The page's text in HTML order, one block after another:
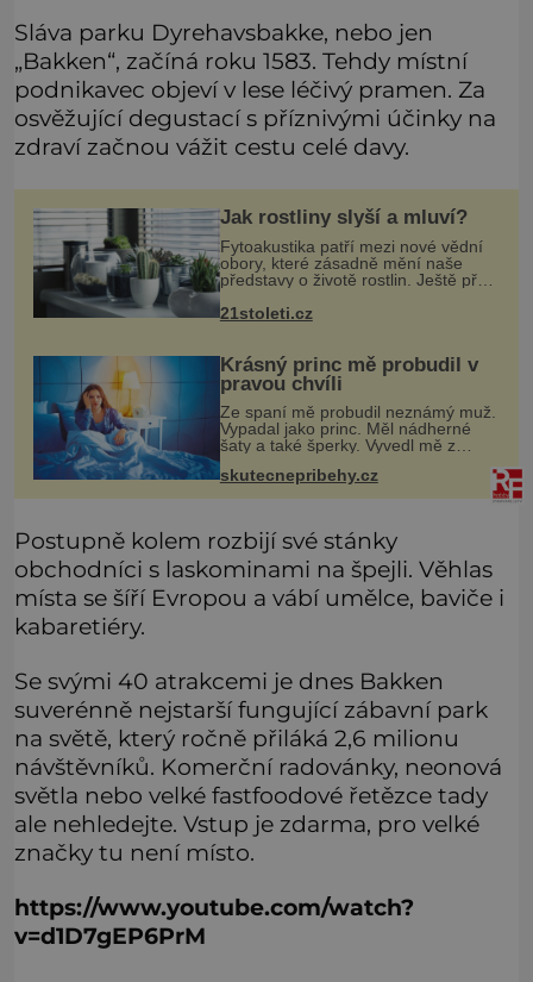
Sláva parku Dyrehavsbakke, nebo jen
„Bakken“, začíná roku 1583. Tehdy místní
podnikavec objeví v lese léčivý pramen. Za
osvěžující degustací s příznivými účinky na
zdraví začnou vážit cestu celé davy.
Jak rostliny slyší a mluví?
Fytoakustika patří mezi nové vědní
obory, které zásadně mění naše
představy o životě rostlin. Ještě před
několika desetiletími byly rostliny
považovány za tiché a pasivní
21stoleti.cz
Krásný princ mě probudil v
pravou chvíli
Ze spaní mě probudil neznámý muž.
Vypadal jako princ. Měl nádherné
šaty a také šperky. Vyvedl mě z
pokoje ven, v kuchyni totiž začalo
hořet. Stalo se to už moc dávno.
Byla jsem malá holčička, měla jse
skutecnepribehy.cz
Postupně kolem rozbijí své stánky
obchodníci s laskominami na špejli. Věhlas
místa se šíří Evropou a vábí umělce, baviče i
kabaretiéry.
Se svými 40 atrakcemi je dnes Bakken
suverénně nejstarší fungující zábavní park
na světě, který ročně přiláká 2,6 milionu
návštěvníků. Komerční radovánky, neonová
světla nebo velké fastfoodové řetězce tady
ale nehledejte. Vstup je zdarma, pro velké
značky tu není místo.
https://www.youtube.com/watch?
v=d1D7gEP6PrM